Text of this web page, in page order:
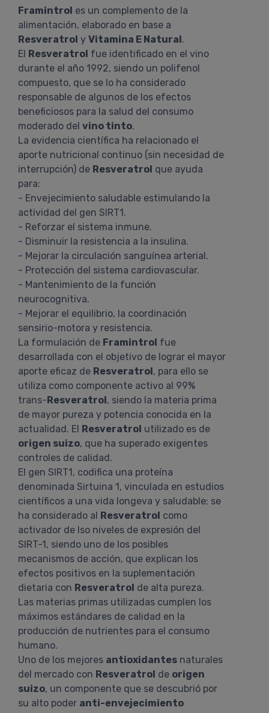
Framintrol es un complemento de la
alimentación, elaborado en base a
Resveratrol y Vitamina E Natural.
El Resveratrol fue identificado en el vino
durante el año 1992, siendo un polifenol
compuesto, que se lo ha considerado
responsable de algunos de los efectos
beneficiosos para la salud del consumo
moderado del vino tinto.
La evidencia científica ha relacionado el
aporte nutricional continuo (sin necesidad de
interrupción) de Resveratrol que ayuda
para:
- Envejecimiento saludable estimulando la
actividad del gen SIRT1.
- Reforzar el sistema inmune.
- Disminuir la resistencia a la insulina.
- Mejorar la circulación sanguínea arterial.
- Protección del sistema cardiovascular.
- Mantenimiento de la función
neurocognitiva.
- Mejorar el equilibrio, la coordinación
sensirio-motora y resistencia.
La formulación de Framintrol fue
desarrollada con el objetivo de lograr el mayor
aporte eficaz de Resveratrol, para ello se
utiliza como componente activo al 99%
trans-Resveratrol, siendo la materia prima
de mayor pureza y potencia conocida en la
actualidad. El Resveratrol utilizado es de
origen suizo, que ha superado exigentes
controles de calidad.
El gen SIRT1, codifica una proteína
denominada Sirtuina 1, vinculada en estudios
científicos a una vida longeva y saludable; se
ha considerado al Resveratrol como
activador de lso niveles de expresión del
SIRT-1, siendo uno de los posibles
mecanismos de acción, que explican los
efectos positivos en la suplementación
dietaria con Resveratrol de alta pureza.
Las materias primas utilizadas cumplen los
máximos estándares de calidad en la
producción de nutrientes para el consumo
humano.
Uno de los mejores antioxidantes naturales
del mercado con Resveratrol de origen
suizo, un componente que se descubrió por
su alto poder anti-envejecimiento